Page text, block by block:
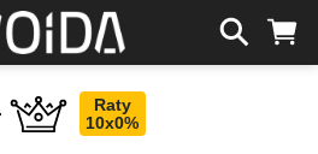
Raty
10x0%